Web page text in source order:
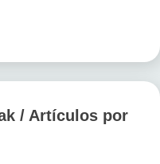
/ Artículos por